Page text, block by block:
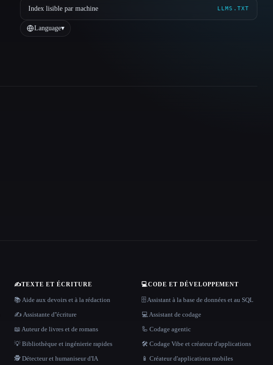
Index lisible par machine LLMS.TXT
Language▾
✍️TEXTE ET ÉCRITURE
📚 Aide aux devoirs et à la rédaction
✍️ Assistante d''écriture
📖 Auteur de livres et de romans
💡 Bibliothèque et ingénierie rapides
🕵️ Détecteur et humaniseur d'IA
💻CODE ET DÉVELOPPEMENT
🗄️ Assistant à la base de données et au SQL
💻 Assistant de codage
🦾 Codage agentic
🛠️ Codage Vibe et créateur d'applications
📱 Créateur d'applications mobiles